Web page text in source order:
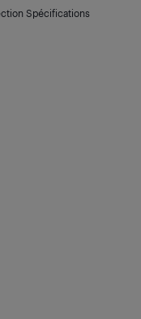
Spécifications